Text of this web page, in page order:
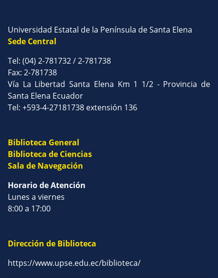
Universidad Estatal de la Península de Santa Elena
Sede Central
Tel: (04) 2-781732 / 2-781738
Fax: 2-781738
Vía La Libertad Santa Elena Km 1 1/2 - Provincia de
Santa Elena Ecuador
Tel: +593-4-27181738 extensión 136
Biblioteca General
Biblioteca de Ciencias
Sala de Navegación
Horario de Atención
Lunes a viernes
8:00 a 17:00
Dirección de Biblioteca
https://www.upse.edu.ec/biblioteca/